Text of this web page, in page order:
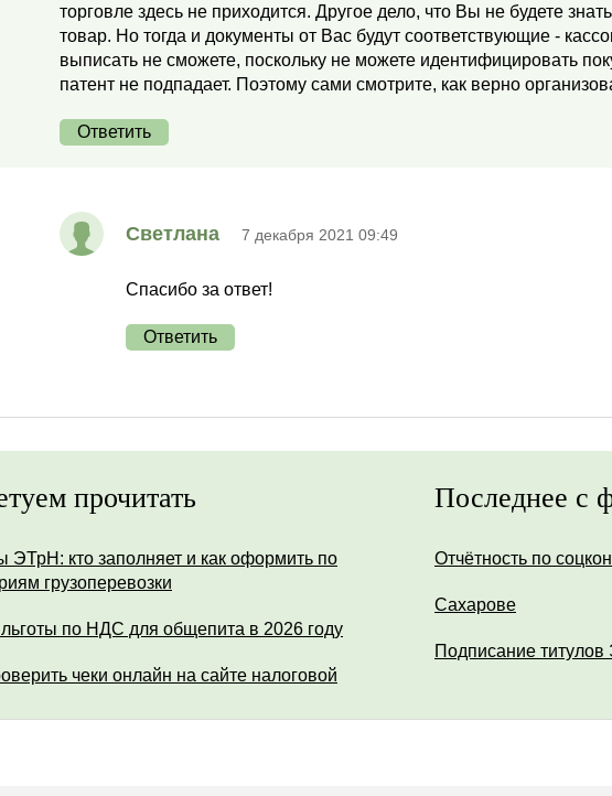
торговле здесь не приходится. Другое дело, что Вы не будете
товар. Но тогда и документы от Вас будут соответствующие -
выписать не сможете, поскольку не можете идентифицировать
патент не подпадает. Поэтому сами смотрите, как верно
Ответить
Светлана 7 декабря 2021 09:49
Спасибо за ответ!
Ответить
прочитать
ЭТрН: кто заполняет и как оформить по
грузоперевозки
льготы по НДС для общепита в 2026 году
чеки онлайн на сайте налоговой
Последнее с
Отчётность по
Сахарове
Подписание